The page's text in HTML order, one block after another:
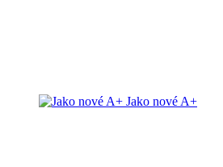
Jako nové A+